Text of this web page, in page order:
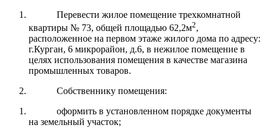
Перевести жилое помещение трехкомнатной
квартиры № 73, общей площадью 62,2м2,
расположенное на первом этаже жилого дома по адресу:
г.Курган, 6 микрорайон, д.6, в нежилое помещение в
целях использования помещения в качестве магазина
промышленных товаров.
Собственнику помещения:
оформить в установленном порядке документы
на земельный участок;